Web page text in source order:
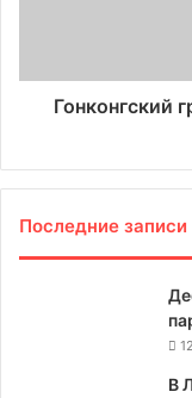
Гонконгский
Последние записи
В